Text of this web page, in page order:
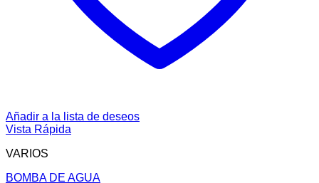
Añadir a la lista de deseos
Vista Rápida
VARIOS
BOMBA DE AGUA